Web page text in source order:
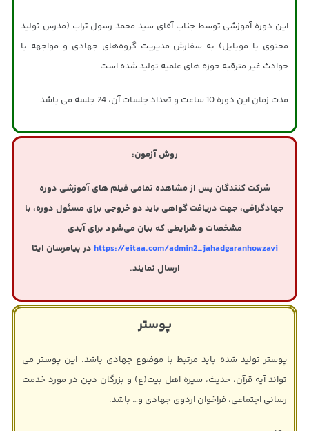
این دوره آموزشی توسط جناب آقای سید محمد رسول تراب (مدرس تولید
محتوی با موبایل) به سفارش مدیریت گروه‌های جهادی و مواجهه با
حوادث غیر مترقبه حوزه های علمیه تولید شده است.
مدت زمان این دوره 10 ساعت و تعداد جلسات آن، 24 جلسه می باشد.
روش آزمون:
شرکت کنندگان پس از مشاهده تمامی فیلم های آموزشی دوره
جهادگرافی، جهت دریافت گواهی باید دو خروجی برای مسئول دوره، با
مشخصات و شرایطی که بیان می‌شود برای آیدی
https://eitaa.com/admin2_jahadgaranhowzavi در پیامرسان ایتا
ارسال نمایند.
پوستر
پوستر تولید شده باید مرتبط با موضوع جهادی باشد. این پوستر می
تواند آیه قرآن، حدیث، سیره اهل بیت(ع) و بزرگان دین در مورد خدمت
رسانی اجتماعی، فراخوان اردوی جهادی و… باشد.